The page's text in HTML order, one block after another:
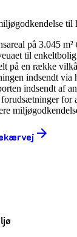
på 3.045
til
på en række
indsendt via
indsendt af
for